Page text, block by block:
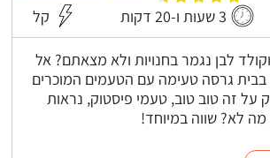
3 שעות ו-20 דקות קל
לבן נגמר בחנויות ולא מצאתם? אל
בבית גרסה טעימה עם הטעמים המוכרים
על זה טוב טוב, טעמי פיסטוק, נראות
מה לא? שווה במיוחד!